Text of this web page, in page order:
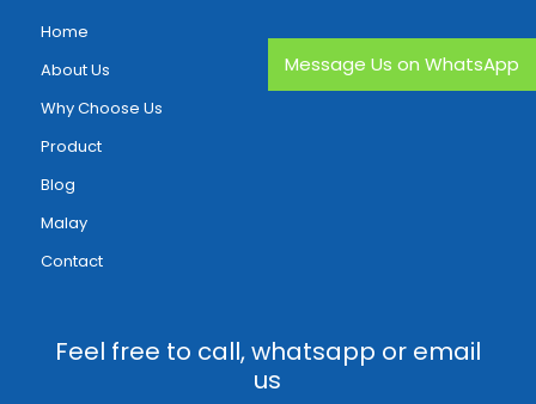
Home
About Us
Why Choose Us
Product
Blog
Malay
Contact
Feel free to call, whatsapp or email
us
Message Us on WhatsApp